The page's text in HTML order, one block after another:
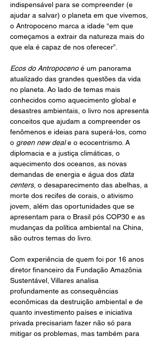
indispensável para se compreender (e
ajudar a salvar) o planeta em que vivemos,
o Antropoceno marca a idade “em que
começamos a extrair da natureza mais do
que ela é capaz de nos oferecer”.
Ecos do Antropoceno é um panorama
atualizado das grandes questões da vida
no planeta. Ao lado de temas mais
conhecidos como aquecimento global e
desastres ambientais, o livro nos apresenta
conceitos que ajudam a compreender os
fenômenos e ideias para superá-los, como
o green new deal e o ecocentrismo. A
diplomacia e a justiça climáticas, o
aquecimento dos oceanos, as novas
demandas de energia e água dos data
centers, o desaparecimento das abelhas, a
morte dos recifes de corais, o ativismo
jovem, além das oportunidades que se
apresentam para o Brasil pós COP30 e as
mudanças da política ambiental na China,
são outros temas do livro.
Com experiência de quem foi por 16 anos
diretor financeiro da Fundação Amazônia
Sustentável, Villares analisa
profundamente as consequências
econômicas da destruição ambiental e de
quanto investimento países e iniciativa
privada precisariam fazer não só para
mitigar os problemas, mas também para